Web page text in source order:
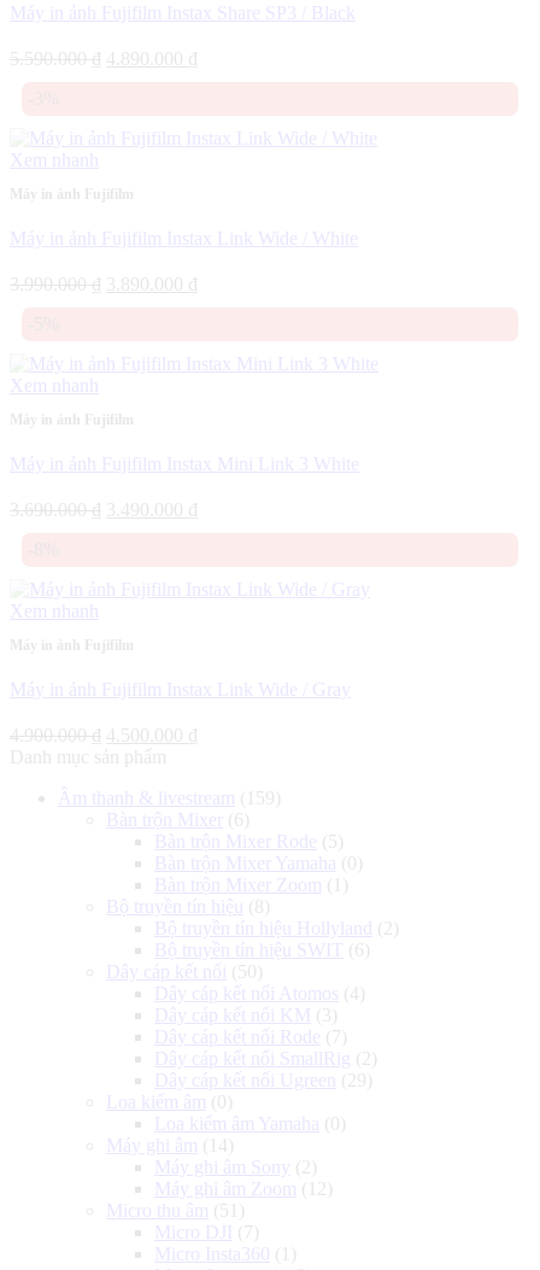
Máy in ảnh Fujifilm Instax Share SP3 / Black
5.590.000₫ Giá
4.890.000 ₫
4.890.000 ₫.
Xem nhanh
Máy in ảnh Fujifilm
Máy in ảnh Fujifilm Instax Link Wide / White
3.990.000₫ Giá
3.890.000 ₫
3.890.000 ₫.
Xem nhanh
Máy in ảnh Fujifilm
Máy in ảnh Fujifilm Instax Mini Link 3 White
3.690.000₫ Giá
3.490.000 ₫
3.490.000 ₫.
Xem nhanh
Máy in ảnh Fujifilm
Máy in ảnh Fujifilm Instax Link Wide / Gray
4.900.000₫ Giá
gốc
4.900.000 ₫.
4.500.000 ₫
là:
4.500.000 ₫.
Danh mục sản phẩm
Âm thanh & livestream (159)
Bàn trộn Mixer
(6)
Bàn trộn Mixer Rode (5)
Bàn trộn Mixer Yamaha (0)
Bàn trộn Mixer Zoom (1)
Bộ truyền tín hiệu
(8)
Bộ truyền tín hiệu Hollyland
(2)
Bộ truyền tín hiệu SWIT (6)
Dây cáp kết nối (50)
Dây cáp kết nối Atomos (4)
Dây cáp kết nối KM (3)
Dây cáp kết nối Rode (7)
Dây cáp kết nối SmallRig (2)
Dây cáp kết nối Ugreen
(29)
Loa kiểm âm (0)
Loa kiểm âm Yamaha (0)
Máy ghi âm (14)
Máy ghi âm Sony (2)
Máy ghi âm Zoom (12)
Micro thu âm (51)
Micro DJI (7)
Micro Insta360 (1)